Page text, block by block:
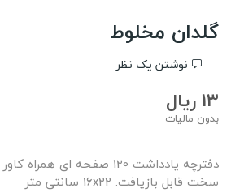
گلدان مخلوط
نوشتن یک نظر
13 ریال
بدون مالیات
دفترچه یادداشت 120 صفحه ای
سخت قابل بازیافت. 16x22 سانتی متر